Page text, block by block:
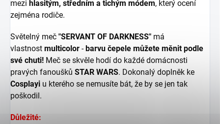
mezi hlasitým, středním a tichým módem, který ocení
zejména rodiče.
Světelný meč "SERVANT OF DARKNESS" má
vlastnost multicolor -barvu čepele můžete měnit podle
své chuti! Meč se skvěle hodí do každé domácnosti
pravých fanoušků STAR WARS. Dokonalý doplněk ke
Cosplayi u kterého se nemusíte bát, že by se jen tak
poškodil.
Důležité: